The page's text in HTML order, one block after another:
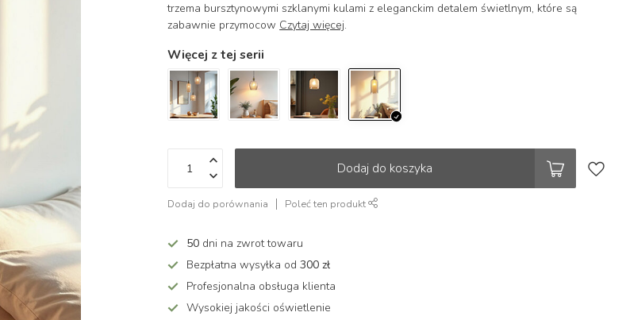
trzema bursztynowymi szklanymi kulami z eleganckim detalem świetlnym, które są
zabawnie przymocow Czytaj więcej.
Więcej z tej serii
Dodaj do koszyka
Dodaj do porównania Poleć ten produkt
50 dni na zwrot towaru
Bezpłatna wysyłka od300 zł
Profesjonalna obsługa klienta
Wysokiej jakości oświetlenie